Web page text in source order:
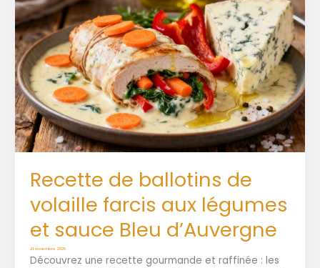
Recette de ballotins de
volaille farcis aux légumes
et sauce Bleu d’Auvergne
21 novembre 2025
Découvrez une recette gourmande et raffinée : les